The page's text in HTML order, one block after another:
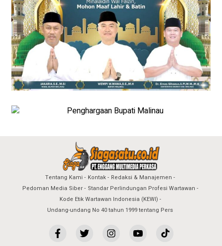
Tentang Kami Kontak
Redaksi & Manajemen
Pedoman Media Siber
Standar Perlindungan Profesi Wartawan
Kode Etik Wartawan Indonesia (KEWI)
Undang-undang No 40 tahun 1999 tentang Pers